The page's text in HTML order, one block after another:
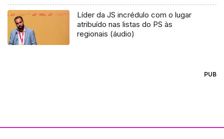
Líder da JS incrédulo com o lugar
atribuído nas listas do PS às
regionais (áudio)
PUB